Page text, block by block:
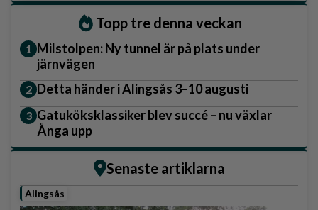
Topp tre denna veckan
Milstolpen: Ny tunnel är på plats under
järnvägen
Detta händer i Alingsås 3–10 augusti
Gatuköksklassiker blev succé – nu växlar
Ånga upp
Senaste artiklarna
Alingsås